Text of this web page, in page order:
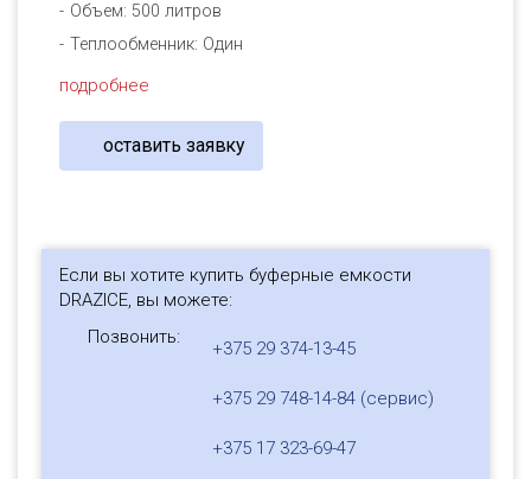
Объем: 500 литров
Теплообменник: Один
подробнее
оставить заявку
Если вы хотите купить буферные емкости
DRAZICE, вы можете:
Позвонить:
+375 29 374-13-45
+375 29 748-14-84 (сервис)
+375 17 323-69-47